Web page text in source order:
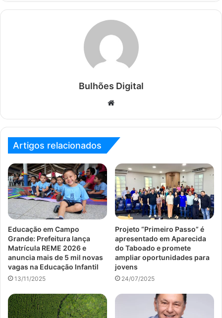
Bulhões Digital
Website
Artigos relacionados
Educação em Campo
Grande: Prefeitura lança
Matrícula REME 2026 e
anuncia mais de 5 mil novas
vagas na Educação Infantil
13/11/2025
Projeto “Primeiro Passo” é
apresentado em Aparecida
do Taboado e promete
ampliar oportunidades para
jovens
24/07/2025